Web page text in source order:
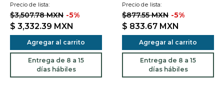
Precio de lista:
$3,507.78 MXN -5%
$ 3,332.39 MXN
Agregar al carrito
Entrega de 8 a 15
días hábiles
Precio de lista:
$877.55 MXN -5%
$ 833.67 MXN
Agregar al carrito
Entrega de 8 a 15
días hábiles